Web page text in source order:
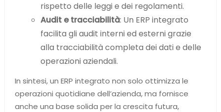
rispetto delle leggi e dei regolamenti.
Audit e tracciabilità: Un ERP integrato
facilita gli audit interni ed esterni grazie
alla tracciabilità completa dei dati e delle
operazioni aziendali.
In sintesi, un ERP integrato non solo ottimizza le
operazioni quotidiane dell’azienda, ma fornisce
anche una base solida per la crescita futura,